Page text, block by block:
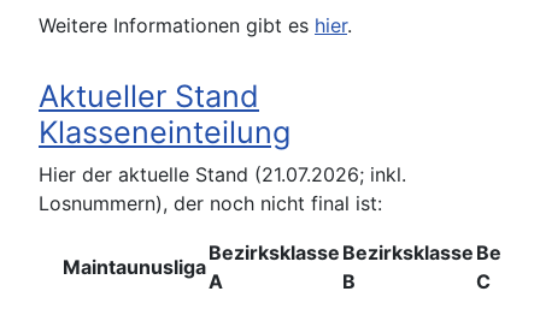
Weitere Informationen gibt es hier.
Aktueller Stand
Klasseneinteilung
Hier der aktuelle Stand (21.07.2026; inkl.
Losnummern), der noch nicht final ist:
Maintaunusliga
Bezirksklasse
A
Bezirksklasse
B
C